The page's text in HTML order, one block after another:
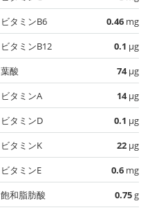
ビタミンB6
0.46 mg
ビタミンB12
0.1 µg
葉酸
74µg
ビタミンA
14µg
ビタミンD
0.1 µg
ビタミンK
22 µg
ビタミンE
0.6 mg
飽和脂肪酸
0.75g